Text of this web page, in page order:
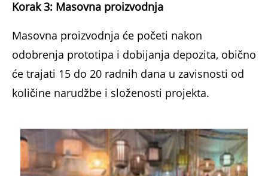
Korak 3: Masovna proizvodnja
Masovna proizvodnja će početi nakon
odobrenja prototipa i dobijanja depozita, obično
će trajati 15 do 20 radnih dana u zavisnosti od
količine narudžbe i složenosti projekta.